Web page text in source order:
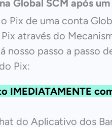
Global SCM após
Pix de uma conta
através do
nosso passo a passo
Pix:
IMEDIATAMENTE
do Aplicativo dos